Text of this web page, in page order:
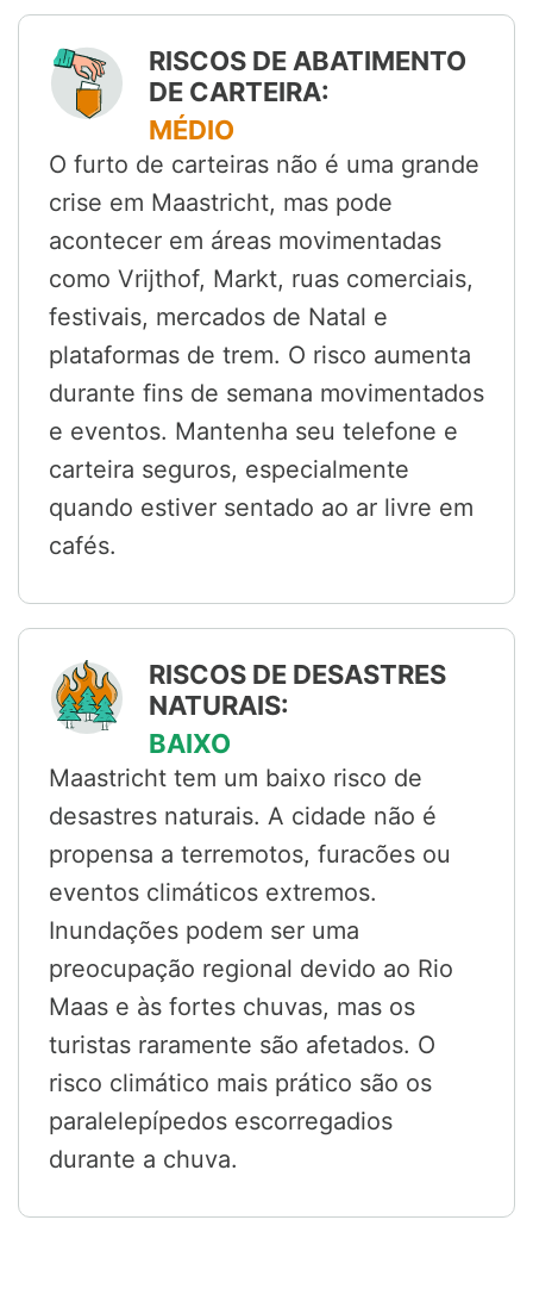
RISCOS DE ABATIMENTO
DE CARTEIRA:
MÉDIO
O furto de carteiras não é uma grande
crise em Maastricht, mas pode
acontecer em áreas movimentadas
como Vrijthof, Markt, ruas comerciais,
festivais, mercados de Natal e
plataformas de trem. O risco aumenta
durante fins de semana movimentados
e eventos. Mantenha seu telefone e
carteira seguros, especialmente
quando estiver sentado ao ar livre em
cafés.
RISCOS DE DESASTRES
NATURAIS:
BAIXO
Maastricht tem um baixo risco de
desastres naturais. A cidade não é
propensa a terremotos, furacões ou
eventos climáticos extremos.
Inundações podem ser uma
preocupação regional devido ao Rio
Maas e às fortes chuvas, mas os
turistas raramente são afetados. O
risco climático mais prático são os
paralelepípedos escorregadios
durante a chuva.